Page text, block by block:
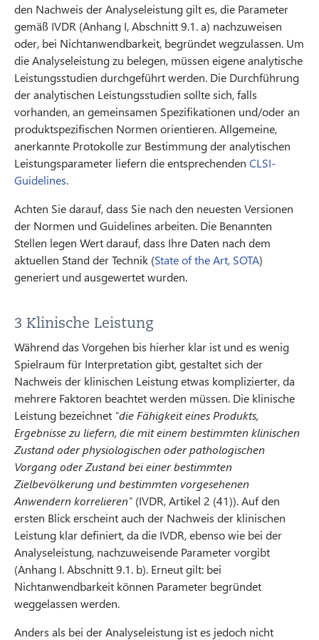
den Nachweis der Analyseleistung gilt es, die Parameter
gemäß IVDR (Anhang I, Abschnitt 9.1. a) nachzuweisen
oder, bei Nichtanwendbarkeit, begründet wegzulassen. Um
die Analyseleistung zu belegen, müssen eigene analytische
Leistungsstudien durchgeführt werden. Die Durchführung
der analytischen Leistungsstudien sollte sich, falls
vorhanden, an gemeinsamen Spezifikationen und/oder an
produktspezifischen Normen orientieren. Allgemeine,
anerkannte Protokolle zur Bestimmung der analytischen
Leistungsparameter liefern die entsprechenden CLSI-
Guidelines.
Achten Sie darauf, dass Sie nach den neuesten Versionen
der Normen und Guidelines arbeiten. Die Benannten
Stellen legen Wert darauf, dass Ihre Daten nach dem
aktuellen Stand der Technik (State of the Art, SOTA)
generiert und ausgewertet wurden.
3 Klinische Leistung
Während das Vorgehen bis hierher klar ist und es wenig
Spielraum für Interpretation gibt, gestaltet sich der
Nachweis der klinischen Leistung etwas komplizierter, da
mehrere Faktoren beachtet werden müssen. Die klinische
Leistung bezeichnet "die Fähigkeit eines Produkts,
Ergebnisse zu liefern, die mit einem bestimmten klinischen
Zustand oder physiologischen oder pathologischen
Vorgang oder Zustand bei einer bestimmten
Zielbevölkerung und bestimmten vorgesehenen
Anwendern korrelieren" (IVDR, Artikel 2 (41)). Auf den
ersten Blick erscheint auch der Nachweis der klinischen
Leistung klar definiert, da die IVDR, ebenso wie bei der
Analyseleistung, nachzuweisende Parameter vorgibt
(Anhang I. Abschnitt 9.1. b). Erneut gilt: bei
Nichtanwendbarkeit können Parameter begründet
weggelassen werden.
Anders als bei der Analyseleistung ist es jedoch nicht